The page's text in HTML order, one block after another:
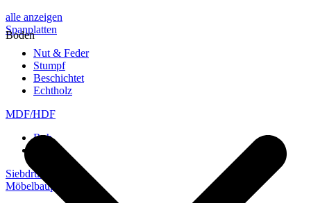
alle anzeigen
Spanplatten
Nut & Feder
Stumpf
Beschichtet
Echtholz
MDF/HDF
Roh
Siebdruckplatten
Möbelbauplatten
Boden